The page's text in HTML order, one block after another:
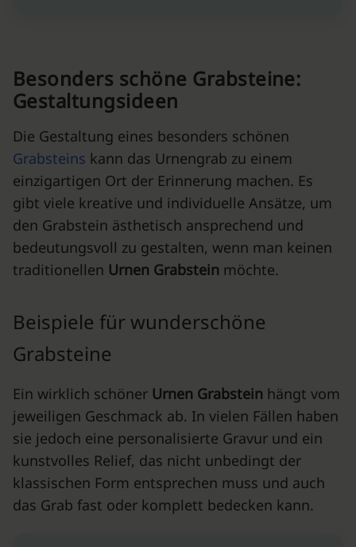
Besonders schöne Grabsteine:
Gestaltungsideen
Die Gestaltung eines besonders schönen
Grabsteins kann das Urnengrab zu einem
einzigartigen Ort der Erinnerung machen. Es
gibt viele kreative und individuelle Ansätze, um
den Grabstein ästhetisch ansprechend und
bedeutungsvoll zu gestalten, wenn man keinen
traditionellen Urnen Grabstein möchte.
Beispiele für wunderschöne
Grabsteine
Ein wirklich schöner Urnen Grabstein hängt vom
jeweiligen Geschmack ab. In vielen Fällen haben
sie jedoch eine personalisierte Gravur und ein
kunstvolles Relief, das nicht unbedingt der
klassischen Form entsprechen muss und auch
das Grab fast oder komplett bedecken kann.